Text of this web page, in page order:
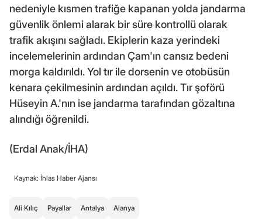
nedeniyle kısmen trafiğe kapanan yolda jandarma
güvenlik önlemi alarak bir süre kontrollü olarak
trafik akışını sağladı. Ekiplerin kaza yerindeki
incelemelerinin ardından Çam'ın cansız bedeni
morga kaldırıldı. Yol tır ile dorsenin ve otobüsün
kenara çekilmesinin ardından açıldı. Tır şoförü
Hüseyin A.'nın ise jandarma tarafından gözaltına
alındığı öğrenildi.
(Erdal Anak/İHA)
Kaynak: İhlas Haber Ajansı
Ali Kılıç Payallar Antalya Alanya